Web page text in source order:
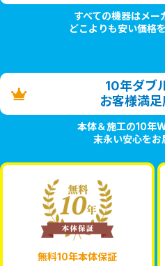
すべての機器はメー
どこよりも安い価格
10年ダブ
お客様満
本体＆施工の10年
末永い安心をお
無料10年本体保証